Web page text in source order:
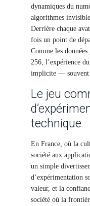
dynamiques du
algorithmes
Derrière chaque
fois un point de
Comme les
256, l’expérience
implicite — souvent
Le jeu
technique
En France, où la
société aux
un simple
d’expérimentation
valeur, et la
société où la